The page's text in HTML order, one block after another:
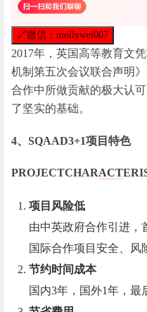
🔗微信：mollywei007
2017年，英国高等教育文
机制第五次会议联合声明
合作中所做贡献的极大认
了坚实的基础。
4、SQAAD3+1项目特色
PROJECTCHARACT
项目风险低
由中英政府合作引进，
国际合作项目安全、风
节约时间成本
国内3年，国外1年，最